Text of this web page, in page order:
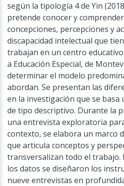
según la tipología 4 de Yin
pretende conocer y
concepciones, percepciones y
discapacidad intelectual que
trabajan en un centro
a Educación Especial, de
determinar el modelo
abordan. Se presentan las
en la investigación que se
de tipo descriptivo. Durante la
una entrevista exploratoria
contexto, se elabora un marco
que articula conceptos y
transversalizan todo el trabajo.
los datos se diseñaron los
nueve entrevistas en